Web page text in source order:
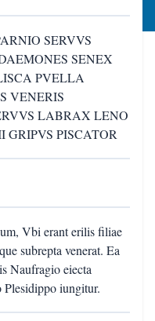
SERVVS
SENEX
PVELLA
VENERIS
LABRAX LENO
PISCATOR
Vbi erant erilis filiae
subrepta venerat. Ea
Naufragio eiecta
iungitur.